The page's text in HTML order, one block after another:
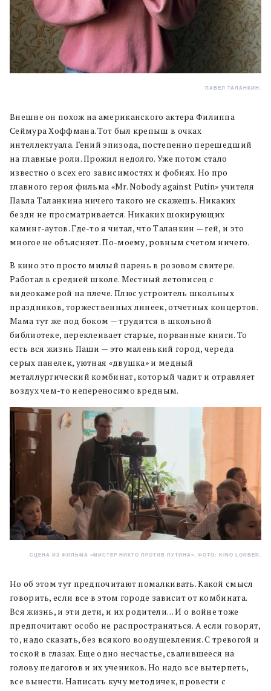
ПАВЕЛ ТАЛАНКИН.
Внешне он похож на американского актера Филиппа
Сеймура Хоффмана. Тот был крепыш в очках
интеллектуала. Гений эпизода, постепенно перешедший
на главные роли. Прожил недолго. Уже потом стало
известно о всех его зависимостях и фобиях. Но про
главного героя фильма «Мr. Nobody against Putin» учителя
Павла Таланкина ничего такого не скажешь. Никаких
бездн не просматривается. Никаких шокирующих
каминг-аутов. Где-то я читал, что Таланкин — гей, и это
многое не объясняет. По-моему, ровным счетом ничего.
В кино это просто милый парень в розовом свитере.
Работал в средней школе. Местный летописец с
видеокамерой на плече. Плюс устроитель школьных
праздников, торжественных линеек, отчетных концертов.
Мама тут же под боком — трудится в школьной
библиотеке, переклеивает старые, порванные книги. То
есть вся жизнь Паши — это маленький город, череда
серых панелек, уютная «двушка» и медный
металлургический комбинат, который чадит и отравляет
воздух чем-то непереносимо вредным.
СЦЕНА ИЗ ФИЛЬМА «МИСТЕР НИКТО ПРОТИВ ПУТИНА». ФОТО: KINO LORBER.
Но об этом тут предпочитают помалкивать. Какой смысл
говорить, если все в этом городе зависит от комбината.
Вся жизнь, и эти дети, и их родители… И о войне тоже
предпочитают особо не распространяться. А если говорят,
то, надо сказать, без всякого воодушевления. С тревогой и
тоской в глазах. Еще одно несчастье, свалившееся на
голову педагогов и их учеников. Но надо все вытерпеть,
все вынести. Написать кучу методичек, провести с